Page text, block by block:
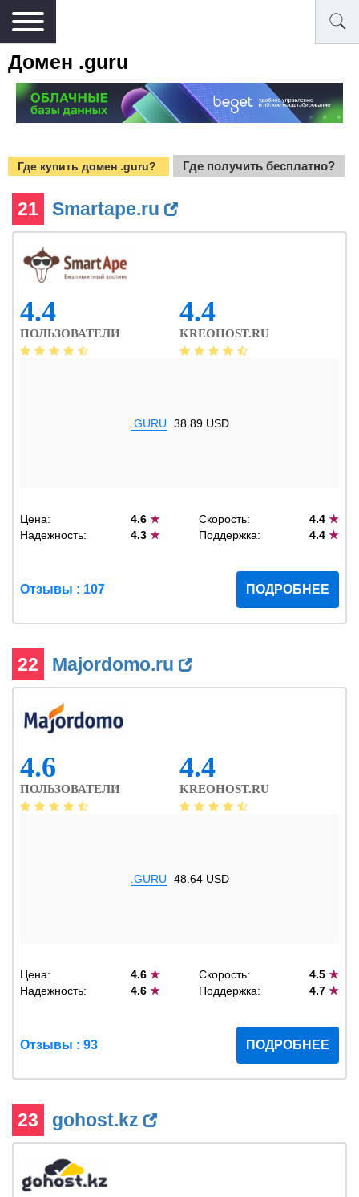
Домен .guru
Где купить домен .guru? Где получить бесплатно?
21 Smartape.ru
4.4
ПОЛЬЗОВАТЕЛИ
4.4
KREOHOST.RU
.GURU 38.89 USD
Цена: 4.6★ Скорость: 4.4 ★
Надежность:
4.3★ Поддержка: 4.4 ★
Отзывы : 107 ПОДРОБНЕЕ
22 Majordomo.ru
4.6
ПОЛЬЗОВАТЕЛИ
4.4
KREOHOST.RU
.GURU 48.64 USD
Цена: 4.6★ Скорость: 4.5 ★
Надежность:
4.6★ Поддержка: 4.7 ★
Отзывы : 93 ПОДРОБНЕЕ
23 gohost.kz